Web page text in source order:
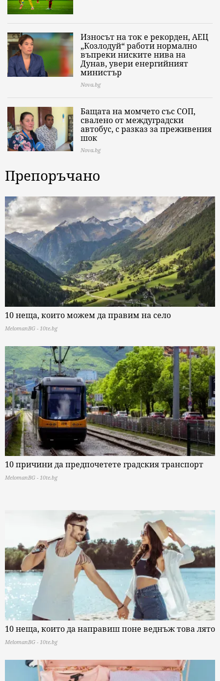
Износът на ток е рекорден, АЕЦ
„Козлодуй“ работи нормално
въпреки ниските нива на
Дунав, увери енергийният
министър
Nova.bg
Бащата на момчето със СОП,
свалено от междуградски
автобус, с разказ за преживения
шок
Nova.bg
Препоръчано
10 неща, които можем да правим на село
MelomanBG - 10te.bg
10 причини да предпочетете градския транспорт
MelomanBG - 10te.bg
10 неща, които да направиш поне веднъж това лято
MelomanBG - 10te.bg